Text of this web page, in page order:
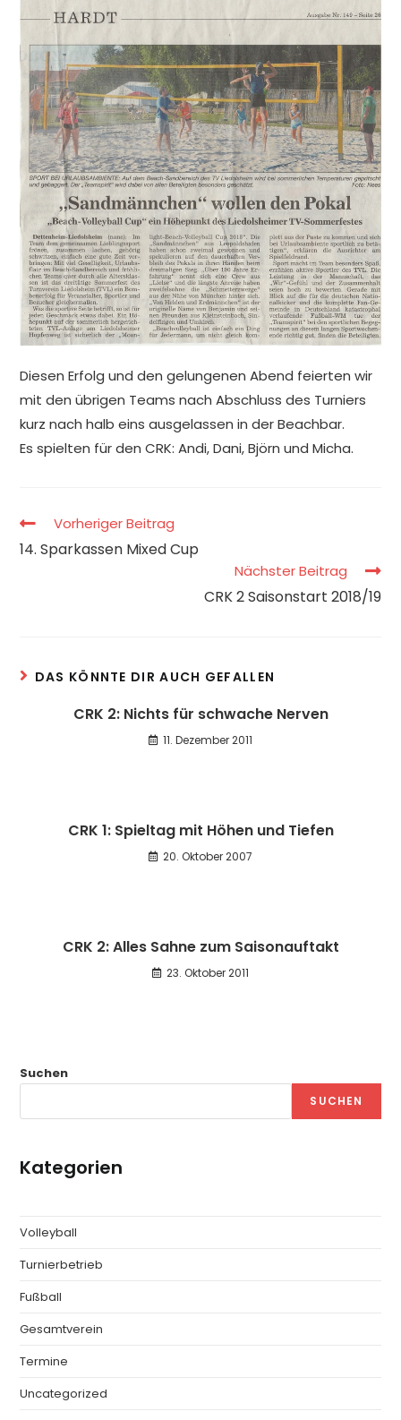
Diesen Erfolg und den gelungenen Abend feierten wir
mit den übrigen Teams nach Abschluss des Turniers
kurz nach halb eins ausgelassen in der Beachbar.
Es spielten für den CRK: Andi, Dani, Björn und Micha.
Vorheriger Beitrag
14. Sparkassen Mixed Cup
Nächster Beitrag
CRK 2 Saisonstart 2018/19
DAS KÖNNTE DIR AUCH GEFALLEN
CRK 2: Nichts für schwache Nerven
11. Dezember 2011
CRK 1: Spieltag mit Höhen und Tiefen
20. Oktober 2007
CRK 2: Alles Sahne zum Saisonauftakt
23. Oktober 2011
Suchen
SUCHEN
Kategorien
Volleyball
Turnierbetrieb
Fußball
Gesamtverein
Termine
Uncategorized